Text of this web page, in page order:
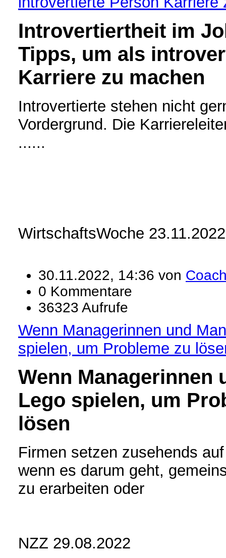
Introvertiertheit im
Tipps, um als
Karriere zu machen
Introvertierte stehen nicht
Vordergrund. Die
......
WirtschaftsWoche 23.11.2022
30.11.2022, 14:36 von
0 Kommentare
36323 Aufrufe
Wenn Managerinnen und
spielen, um Probleme zu
Wenn Managerinnen
Lego spielen, um
lösen
Firmen setzen zusehends
wenn es darum geht,
zu erarbeiten oder
NZZ 29.08.2022